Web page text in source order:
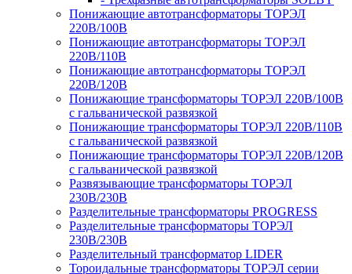
Понижающие автотрансформаторы ТОРЭЛ
220В/100В
Понижающие автотрансформаторы ТОРЭЛ
220В/110В
Понижающие автотрансформаторы ТОРЭЛ
220В/120В
Понижающие трансформаторы ТОРЭЛ 220В/100В
с гальванической развязкой
Понижающие трансформаторы ТОРЭЛ 220В/110В
с гальванической развязкой
Понижающие трансформаторы ТОРЭЛ 220В/120В
с гальванической развязкой
Развязывающие трансформаторы ТОРЭЛ
230В/230В
Разделительные трансформаторы PROGRESS
Разделительные трансформаторы ТОРЭЛ
230В/230В
Разделительный трансформатор LIDER
Тороидальные трансформаторы ТОРЭЛ серии